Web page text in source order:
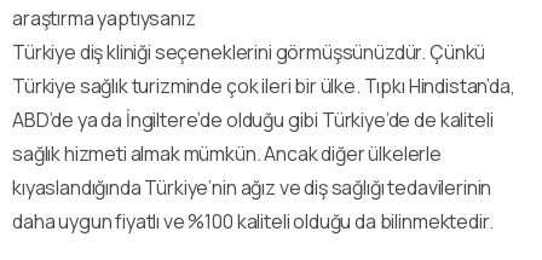
araştırma yaptıysanız
Türkiye diş kliniği seçeneklerini görmüşsünüzdür. Çünkü
Türkiye sağlık turizminde çok ileri bir ülke. Tıpkı Hindistan’da,
ABD’de ya da İngiltere’de olduğu gibi Türkiye’de de kaliteli
sağlık hizmeti almak mümkün. Ancak diğer ülkelerle
kıyaslandığında Türkiye’nin ağız ve diş sağlığı tedavilerinin
daha uygun fiyatlı ve %100 kaliteli olduğu da bilinmektedir.